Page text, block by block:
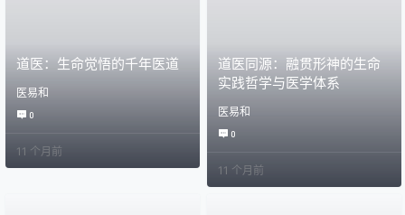
道医：生命觉悟的千年医道
医易和
0
11 个月前
道医同源：融贯形神的生命
实践哲学与医学体系
医易和
0
11 个月前